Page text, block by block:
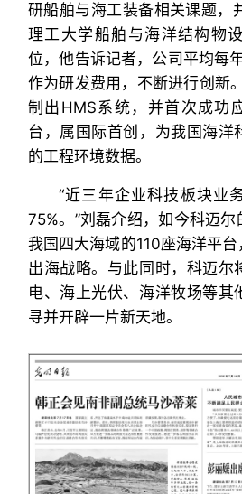
研船舶与海工装备相关课题，
理工大学船舶与海洋结构物
位，他告诉记者，公司平均每
作为研发费用，不断进行创新
制出HMS系统，并首次成功
台，属国际首创，为我国海洋
的工程环境数据。
“近三年企业科技板块业
75%。”刘磊介绍，如今科迈
我国四大海域的110座海洋平
出海战略。与此同时，科迈尔
电、海上光伏、海洋牧场等其
寻并开辟一片新天地。